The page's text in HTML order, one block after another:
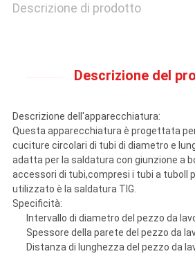
Descrizione di prodotto
Descrizione del
Descrizione dell'apparecchiatura:
Questa apparecchiatura è progettata
cuciture circolari di tubi di diametro e
adatta per la saldatura con giunzione a
accessori di tubi,compresi i tubi a tuboIl
utilizzato è la saldatura TIG.
Specificità:
Intervallo di diametro del pezzo da
Spessore della parete del pezzo da
Distanza di lunghezza del pezzo da